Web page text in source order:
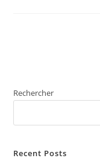
Rechercher
Recent Posts